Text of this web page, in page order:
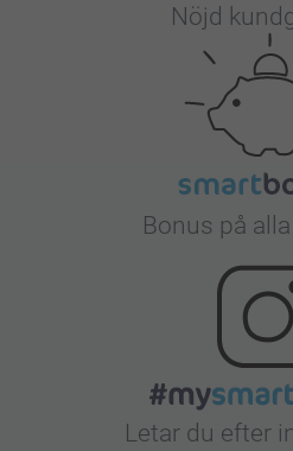
Nöjd
Bonus på
Letar du efter